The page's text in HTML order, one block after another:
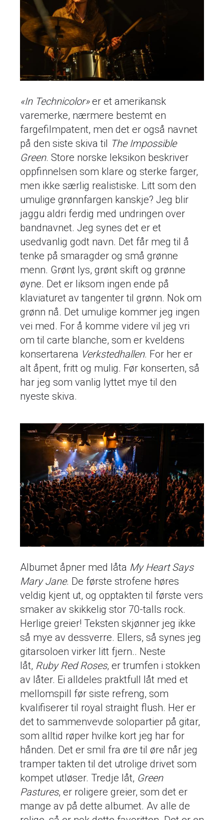
«In Technicolor»er et amerikansk
varemerke, nærmere bestemt en
fargefilmpatent, men det er også navnet
på den siste skiva til The Impossible
Green. Store norske leksikon beskriver
oppfinnelsen som klare og sterke farger,
men ikke særlig realistiske. Litt som den
umulige grønnfargen kanskje? Jeg blir
jaggu aldri ferdig med undringen over
bandnavnet. Jeg synes det er et
usedvanlig godt navn. Det får meg til å
tenke på smaragder og små grønne
menn. Grønt lys, grønt skift og grønne
øyne. Det er liksom ingen ende på
klaviaturet av tangenter til grønn. Nok om
grønn nå. Det umulige kommer jeg ingen
vei med. For å komme videre vil jeg vri
om til carte blanche, som er kveldens
konsertarena Verkstedhallen. For her er
alt åpent, fritt og mulig. Før konserten, så
har jeg som vanlig lyttet mye til den
nyeste skiva.
Albumet åpner med låta My Heart Says
Mary Jane. De første strofene høres
veldig kjent ut, og opptakten til første vers
smaker av skikkelig stor 70-talls rock.
Herlige greier! Teksten skjønner jeg ikke
så mye av dessverre. Ellers, så synes jeg
gitarsoloen virker litt fjern.. Neste
låt, Ruby Red Roses, er trumfen i stokken
av låter. Ei alldeles praktfull låt med et
mellomspill før siste refreng, som
kvalifiserer til royal straight flush. Her er
det to sammenvevde solopartier på gitar,
som alltid røper hvilke kort jeg har for
hånden. Det er smil fra øre til øre når jeg
tramper takten til det utrolige drivet som
kompet utløser. Tredje låt, Green
Pastures, er roligere greier, som det er
mange av på dette albumet. Av alle de